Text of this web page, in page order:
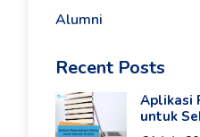
Alumni
Recent Posts
Aplikasi
untuk